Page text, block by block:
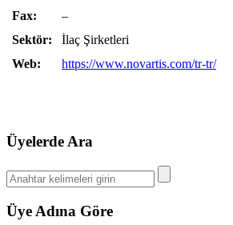
Fax:
–
Sektör:
İlaç Şirketleri
Web:
https://www.novartis.com/tr-tr/
Üyelerde Ara
Üye Adına Göre